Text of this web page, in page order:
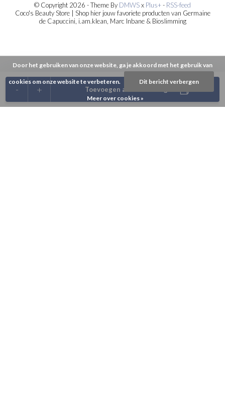
+
- Toevoegen aan winkelwagen
© Copyright 2026 - Theme By DMWSx Plus+- RSS-feed
Coco's Beauty Store | Shop hier jouw favoriete producten van Germaine
de Capuccini, i.am.klean, Marc Inbane & Bioslimming
Door het gebruiken van onze website, ga je akkoord met het gebruik van
cookies om onze website te verbeteren. Dit bericht verbergen
Meer over cookies »